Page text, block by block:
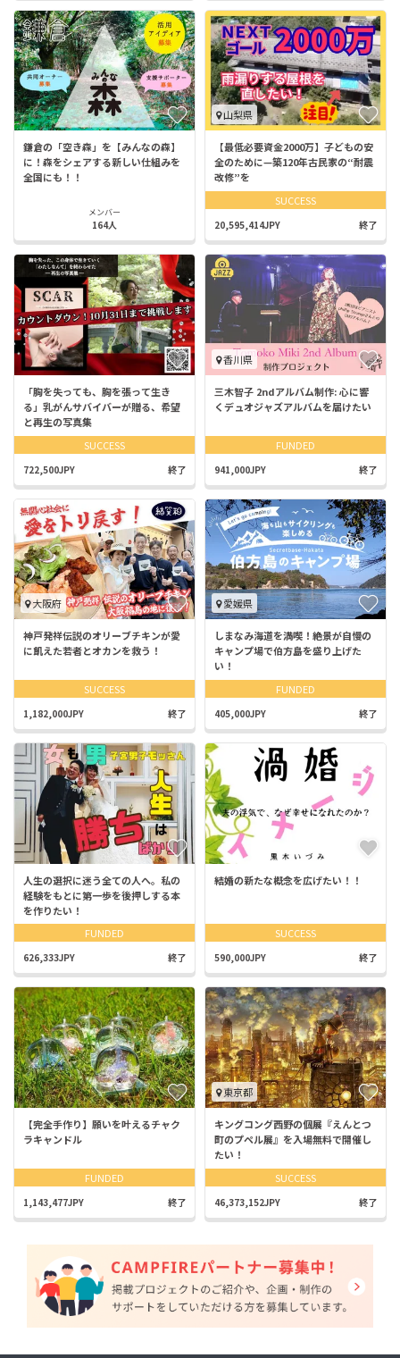
鎌倉の「空き森」を【みんなの森】
に！森をシェアする新しい仕組みを
全国にも！！
メンバー
164人
山梨県
【最低必要資金2000万】子どもの安
全のために—築120年古民家の“耐震
改修”を
SUCCESS
20,595,414JPY 終了
「胸を失っても、胸を張って生き
る」乳がんサバイバーが贈る、希望
と再生の写真集
SUCCESS
722,500JPY 終了
香川県
三木智子 2ndアルバム制作: 心に響
くデュオジャズアルバムを届けたい
FUNDED
941,000JPY 終了
大阪府
神戸発祥伝説のオリーブチキンが愛
に飢えた若者とオカンを救う！
SUCCESS
1,182,000JPY 終了
愛媛県
しまなみ海道を満喫！絶景が自慢の
キャンプ場で伯方島を盛り上げた
い！
FUNDED
405,000JPY 終了
人生の選択に迷う全ての人へ。私の
経験をもとに第一歩を後押しする本
を作りたい！
FUNDED
626,333JPY 終了
結婚の新たな概念を広げたい！！
SUCCESS
590,000JPY 終了
【完全手作り】願いを叶えるチャク
ラキャンドル
FUNDED
1,143,477JPY 終了
東京都
キングコング西野の個展『えんとつ
町のプペル展』を入場無料で開催し
たい！
SUCCESS
46,373,152JPY 終了